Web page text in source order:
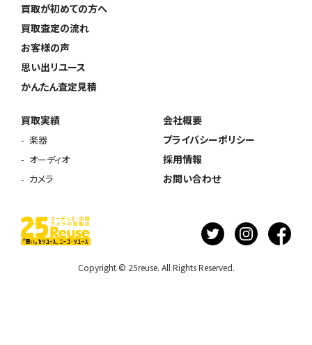
買取が初めての方へ
買取査定の流れ
お客様の声
思い出リユース
かんたん査定見積
買取実績
楽器
オーディオ
カメラ
会社概要
プライバシーポリシー
採用情報
お問い合わせ
Copyright © 25reuse. All Rights Reserved.